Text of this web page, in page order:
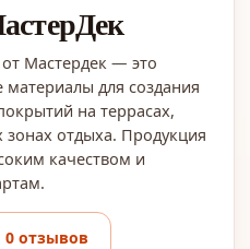
Мастердек — это
для создания
на террасах,
зонах отдыха. Продукция
качеством и
0 отзывов